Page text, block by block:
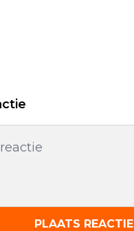
PLAATS REACTIE